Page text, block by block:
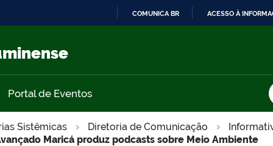
COMUNICA BR ACESSO À
Portal de Eventos
Sistêmicas Diretoria de Comunicação
Maricá produz podcasts sobre Meio Ambiente